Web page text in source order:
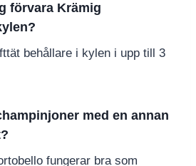
förvara Krämig
behållare i kylen i upp till 3
med en annan
fungerar bra som